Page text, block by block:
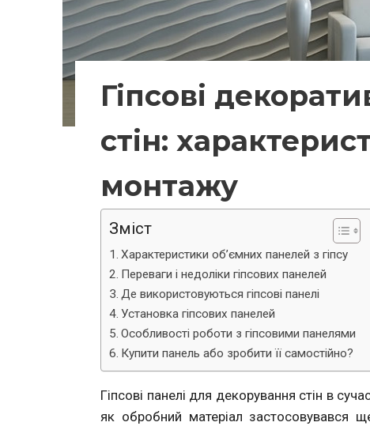
Гіпсові
стін:
монтажу
Зміст
Характеристики об’ємних панелей з гіпсу
Переваги і недоліки гіпсових панелей
Де використовуються гіпсові панелі
Установка гіпсових панелей
Особливості роботи з гіпсовими панелями
Купити панель або зробити її самостійно?
Гіпсові панелі для декорування стін в
як обробний матеріал застосовувався